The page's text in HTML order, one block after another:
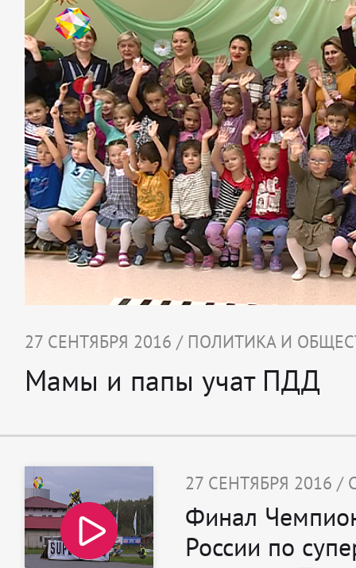
27 СЕНТЯБРЯ 2016 / ПОЛИТИКА И
Мамы и папы учат ПДД
27 СЕНТЯБРЯ 2016 /
Финал
России по